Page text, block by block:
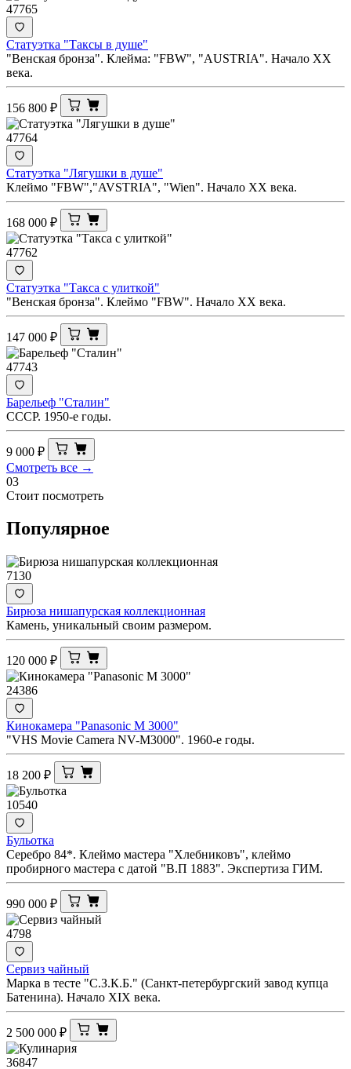
47765
Статуэтка "Таксы в душе"
"Венская бронза". Клейма: "FBW", "AUSTRIA". Начало ХХ
века.
156 800 ₽
47764
Статуэтка "Лягушки в душе"
Клеймо "FBW","AVSTRIA", "Wien". Начало ХХ века.
168 000 ₽
47762
Статуэтка "Такса с улиткой"
"Венская бронза". Клеймо "FBW". Начало ХХ века.
147 000 ₽
47743
Барельеф "Сталин"
СССР. 1950-е годы.
9 000 ₽
Смотреть все →
03
Стоит посмотреть
Популярное
7130
Бирюза нишапурская коллекционная
Камень, уникальный своим размером.
120 000 ₽
24386
Кинокамера "Panasonic M 3000"
"VHS Movie Camera NV-M3000". 1960-е годы.
18 200 ₽
10540
Бульотка
Серебро 84*. Клеймо мастера "Хлебниковъ", клеймо
пробирного мастера с датой "В.П 1883". Экспертиза ГИМ.
990 000 ₽
4798
Сервиз чайный
Марка в тесте "С.З.К.Б." (Санкт-петербургский завод купца
Батенина). Начало XIX века.
2 500 000 ₽
36847